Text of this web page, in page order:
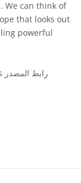
We can think of
that looks out
powerful
رابط المصدر